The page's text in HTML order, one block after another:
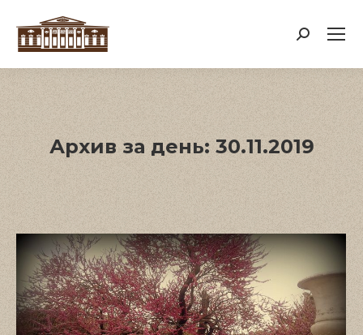
Поиск:
Архив за день: 30.11.2019